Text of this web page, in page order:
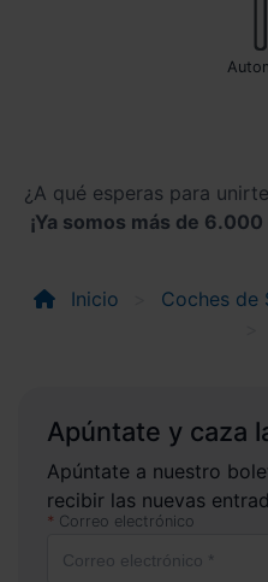
¿A qué esperas para
¡Ya somos más de
Inicio Coches de
Apúntate y caza
Apúntate a nuestro
recibir las nuevas
Correo electrónico